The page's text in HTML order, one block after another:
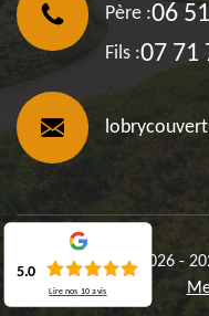
Père :06
Fils :07 71
©2026 -
5.0
Lire nos10 avis